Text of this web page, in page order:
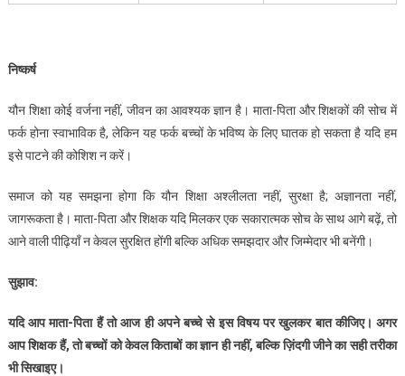
निष्कर्ष
यौन शिक्षा कोई वर्जना नहीं, जीवन का आवश्यक ज्ञान है। माता-पिता और शिक्षकों की सोच में
फर्क होना स्वाभाविक है, लेकिन यह फर्क बच्चों के भविष्य के लिए घातक हो सकता है यदि हम
इसे पाटने की कोशिश न करें।
समाज को यह समझना होगा कि यौन शिक्षा अश्लीलता नहीं, सुरक्षा है; अज्ञानता नहीं,
जागरूकता है। माता-पिता और शिक्षक यदि मिलकर एक सकारात्मक सोच के साथ आगे बढ़ें, तो
आने वाली पीढ़ियाँ न केवल सुरक्षित होंगी बल्कि अधिक समझदार और जिम्मेदार भी बनेंगी।
सुझाव:
यदिआपमाता-पिताहैंतोआजहीअपनेबच्चेसेइसविषयपरखुलकरबातकीजिए।अगर
आपशिक्षकहैं,तोबच्चोंकोकेवलकिताबोंकाज्ञानहीनहीं,बल्किज़िंदगीजीनेकासहीतरीका
भीसिखाइए।